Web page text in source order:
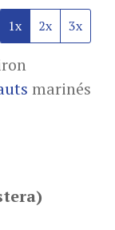
1x 2x 3x
marinés